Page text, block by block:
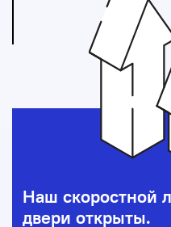
Наш скоростной
двери открыты.